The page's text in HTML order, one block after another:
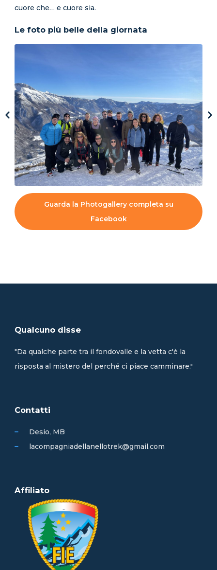
cuore che… e cuore sia.
Le foto più belle della giornata
Guarda la Photogallery completa su
Facebook
Qualcuno disse
"Da qualche parte tra il fondovalle e la vetta c'è la
risposta al mistero del perché ci piace camminare."
Contatti
Desio, MB
lacompagniadellanellotrek@gmail.com
Affiliato